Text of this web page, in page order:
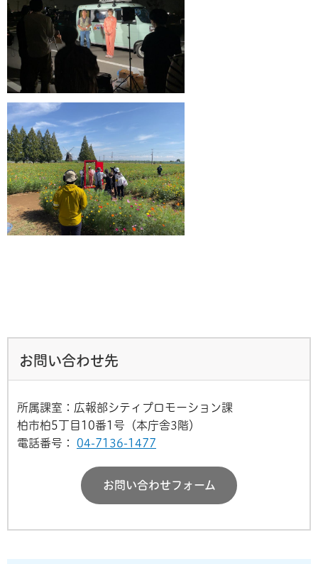
お問い合わせ先
所属課室：広報部シティプロモーション課
柏市柏5丁目10番1号（本庁舎3階）
電話番号：
04-7136-1477
お問い合わせフォーム